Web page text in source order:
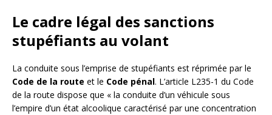
Le cadre légal des sanctions
stupéfiants au volant
La conduite sous l’emprise de stupéfiants est réprimée par le
Code de la route et le Code pénal. L’article L235-1 du Code
de la route dispose que « la conduite d’un véhicule sous
l’empire d’un état alcoolique caractérisé par une concentration